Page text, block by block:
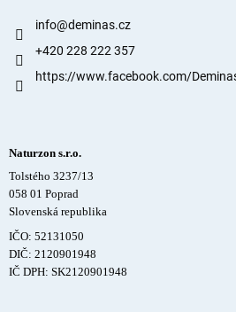
info@deminas.cz
+420 228 222 357
https://www.facebook.com/
Naturzon s.r.o.
Tolstého 3237/13
058 01 Poprad
Slovenská republika
IČO: 52131050
DIČ: 2120901948
IČ DPH: SK2120901948